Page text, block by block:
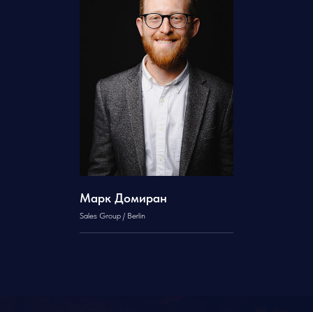
Марк Домиран
Sales Group / Berlin